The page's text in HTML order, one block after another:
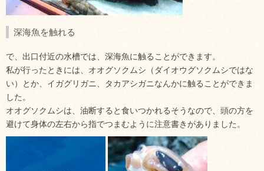
深海魚を触れる
で、出口付近の水槽では、深海魚に触ることができます。
私が行ったときには、オオグソクムシ（ダイオウグソクムシではな
い）とか、イガグリガニ、タカアシガニなんかに触ることができま
した。
オオグソクムシは、油断すると食いつかれるそうなので、頭の方を
避けて身体の左右から指でつまむように注意書きがありました。